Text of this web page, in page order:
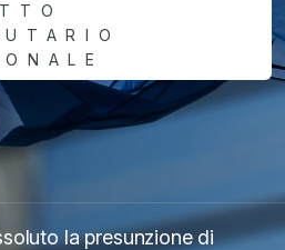
la presunzione di